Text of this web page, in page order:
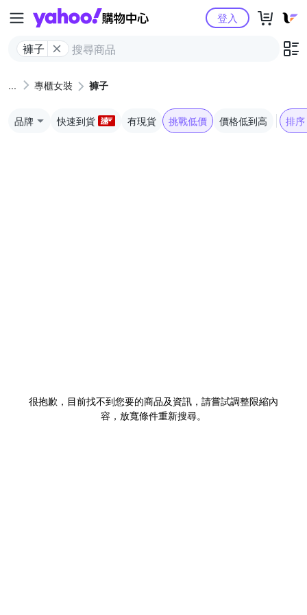
Yahoo購物中心
褲子
登入
專櫃女裝 褲子
品牌 快速到貨 有現貨 挑戰低價 價格低到高 排序
很抱歉，目前找不到您要的商品及資訊，請嘗試調整限縮內
容，放寬條件重新搜尋。